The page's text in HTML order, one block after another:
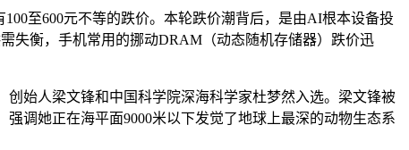
至600元不等的跌价。本轮跌价潮背后，是由AI根本设备投
失衡，手机常用的挪动DRAM（动态随机存储器）跌价迅
始人梁文锋和中国科学院深海科学家杜梦然入选。梁文锋被
强调她正在海平面9000米以下发觉了地球上最深的动物生态系